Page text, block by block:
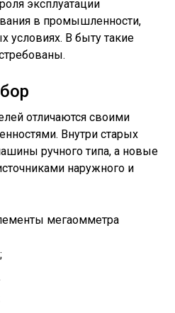
эксплуатации
в промышленности,
условиях. В быту такие
отличаются своими
Внутри старых
ручного типа, а новые
наружного и
мегаомметра